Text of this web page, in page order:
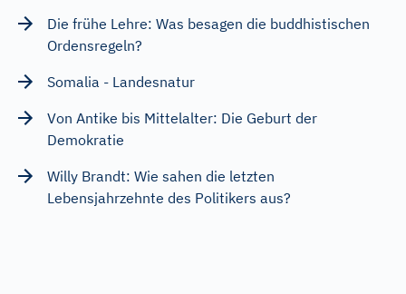
Die frühe Lehre: Was besagen die buddhistischen
Ordensregeln?
Somalia - Landesnatur
Von Antike bis Mittelalter: Die Geburt der
Demokratie
Willy Brandt: Wie sahen die letzten
Lebensjahrzehnte des Politikers aus?